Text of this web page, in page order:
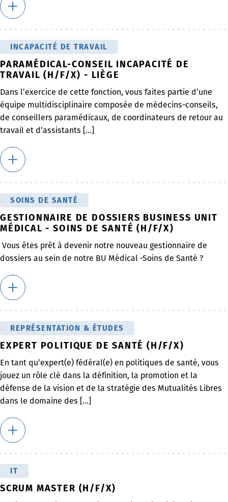
INCAPACITÉ DE TRAVAIL
PARAMÉDICAL-CONSEIL INCAPACITÉ DE
TRAVAIL (H/F/X) - LIÈGE
Dans l’exercice de cette fonction, vous faites partie d’une
équipe multidisciplinaire composée de médecins-conseils,
de conseillers paramédicaux, de coordinateurs de retour au
travail et d’assistants [...]
SOINS DE SANTÉ
GESTIONNAIRE DE DOSSIERS BUSINESS UNIT
MÉDICAL - SOINS DE SANTÉ (H/F/X)
Vous êtes prêt à devenir notre nouveau gestionnaire de
dossiers au sein de notre BU Médical -Soins de Santé ?
REPRÉSENTATION & ÉTUDES
EXPERT POLITIQUE DE SANTÉ (H/F/X)
En tant qu’expert(e) fédéral(e) en politiques de santé, vous
jouez un rôle clé dans la définition, la promotion et la
défense de la vision et de la stratégie des Mutualités Libres
dans le domaine des [...]
IT
SCRUM MASTER (H/F/X)